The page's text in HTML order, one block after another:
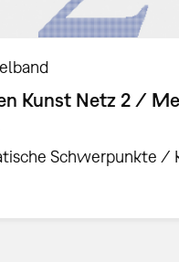
Kunst Netz 2 /
Schwerpunkte /